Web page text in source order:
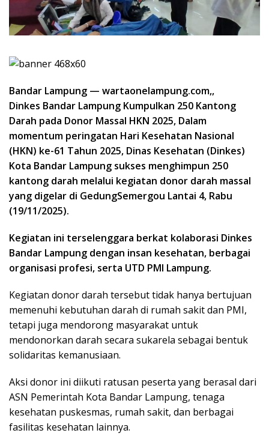
Bandar Lampung — wartaonelampung.com,,
Dinkes Bandar Lampung Kumpulkan 250 Kantong
Darah pada Donor Massal HKN 2025, Dalam
momentum peringatan Hari Kesehatan Nasional
(HKN) ke-61 Tahun 2025, Dinas Kesehatan (Dinkes)
Kota Bandar Lampung sukses menghimpun 250
kantong darah melalui kegiatan donor darah massal
yang digelar di GedungSemergou Lantai 4, Rabu
(19/11/2025).
Kegiatan ini terselenggara berkat kolaborasi Dinkes
Bandar Lampung dengan insan kesehatan, berbagai
organisasi profesi, serta UTD PMI Lampung.
Kegiatan donor darah tersebut tidak hanya bertujuan
memenuhi kebutuhan darah di rumah sakit dan PMI,
tetapi juga mendorong masyarakat untuk
mendonorkan darah secara sukarela sebagai bentuk
solidaritas kemanusiaan.
Aksi donor ini diikuti ratusan peserta yang berasal dari
ASN Pemerintah Kota Bandar Lampung, tenaga
kesehatan puskesmas, rumah sakit, dan berbagai
fasilitas kesehatan lainnya.